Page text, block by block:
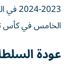
الخامس في كأس
عودة